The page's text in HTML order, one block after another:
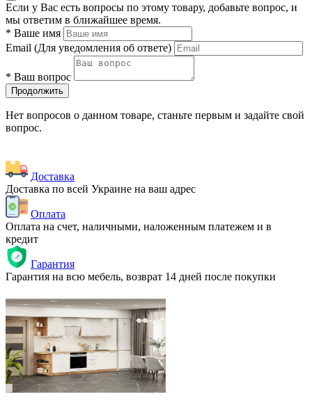
Если у Вас есть вопросы по этому товару, добавьте вопрос, и
мы ответим в ближайшее время.
* Ваше имя
Email (Для уведомления об ответе)
* Ваш вопрос
Продолжить
Нет вопросов о данном товаре, станьте первым и задайте свой
вопрос.
Доставка
Доставка по всей Украине на ваш адрес
Оплата
Оплата на счет, наличными, наложенным платежем и в
кредит
Гарантия
Гарантия на всю мебель, возврат 14 дней после покупки